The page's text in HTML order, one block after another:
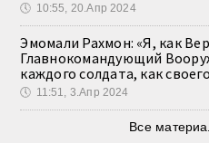
🕔 10:55, 20.Апр 2024
Эмомали Рахмон: «Я, как
Главнокомандующий
каждого солдата, как
🕔 11:51, 3.Апр 2024
Все